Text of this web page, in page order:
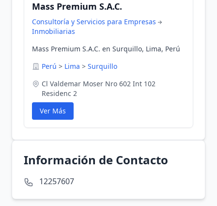
Mass Premium S.A.C.
Consultoría y Servicios para Empresas
Inmobiliarias
Mass Premium S.A.C. en Surquillo, Lima, Perú
Perú > Lima > Surquillo
Cl Valdemar Moser Nro 602 Int 102
Residenc 2
Ver Más
Información de Contacto
12257607